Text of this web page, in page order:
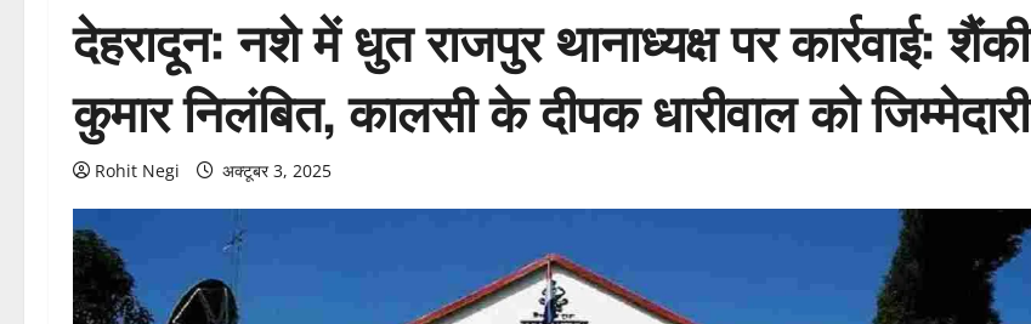
देहरादून: नशे में धुत राजपुर थानाध्यक्ष पर कार्रवाई: शैंकी
कुमार निलंबित, कालसी के दीपक धारीवाल को जिम्मेदारी
Rohit Negi अक्टूबर 3, 2025